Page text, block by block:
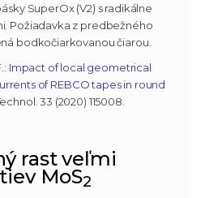
SuperOx (V2) s radikálne
Požiadavka z predbežného
bodkočiarkovanou čiarou.
Impact of local geometrical
of REBCO tapes in round
33 (2020) 115008.
rast veľmi
MoS2